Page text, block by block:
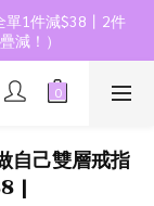
單1件減$38丨2件
減！）
自己雙層戒指
|